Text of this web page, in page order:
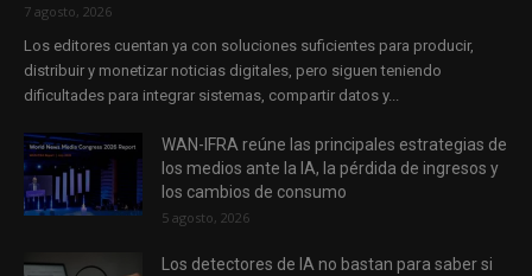
7 agosto, 2026
Los editores cuentan ya con soluciones suficientes para producir,
distribuir y monetizar noticias digitales, pero siguen teniendo
dificultades para integrar sistemas, compartir datos y...
WAN-IFRA reúne las principales estrategias de
los medios ante la IA, la pérdida de ingresos y
los cambios de consumo
5 agosto, 2026
Los detectores de IA no bastan para saber si